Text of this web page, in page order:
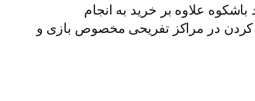
علاوه بر خرید به انجام
کردن در مراکز تفریحی مخصوص بازی و